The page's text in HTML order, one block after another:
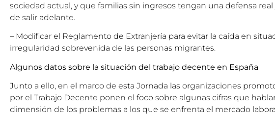
sociedad actual, y que familias sin ingresos tengan una defensa
de salir adelante.
– Modificar el Reglamento de Extranjería para evitar la caída en
irregularidad sobrevenida de las personas migrantes.
Algunos datos sobre la situación del trabajo decente en España
Junto a ello, en el marco de esta Jornada las organizaciones
por el Trabajo Decente ponen el foco sobre algunas cifras que
dimensión de los problemas a los que se enfrenta el mercado